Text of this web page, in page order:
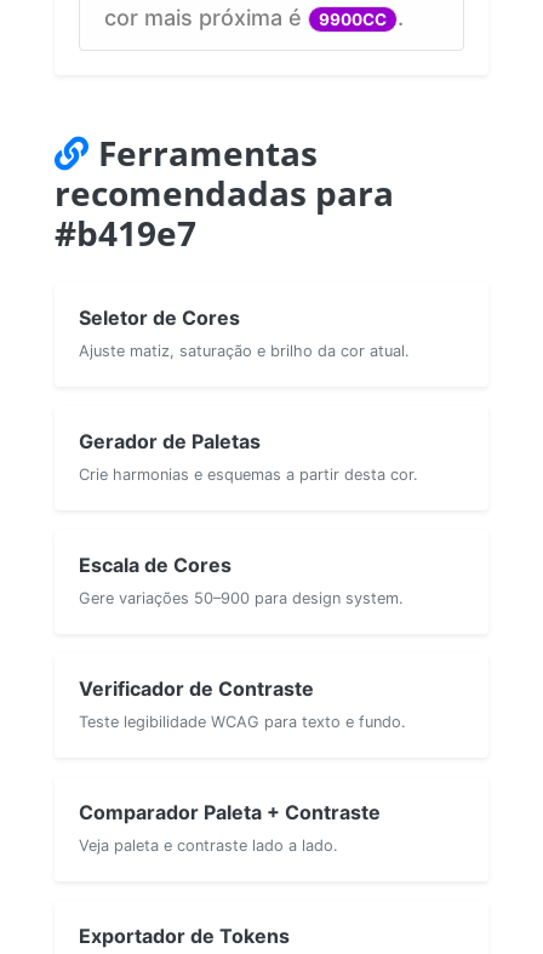
cor mais próxima é
9900CC .
Ferramentas
recomendadas para
#b419e7
Seletor de Cores
Ajuste matiz, saturação e brilho da cor atual.
Gerador de Paletas
Crie harmonias e esquemas a partir desta cor.
Escala de Cores
Gere variações 50–900 para design system.
Verificador de Contraste
Teste legibilidade WCAG para texto e fundo.
Comparador Paleta + Contraste
Veja paleta e contraste lado a lado.
Exportador de Tokens